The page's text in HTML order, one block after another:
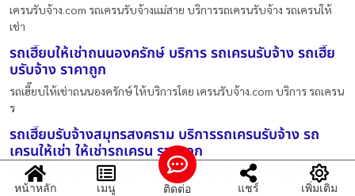
เครนรับจ้าง.com รถเครนรับจ้างแม่สาย บริการรถเครนรับจ้าง รถเครนให้
เช่า
รถเฮี๊ยบให้เช่าถนนองครักษ์ บริการ รถเครนรับจ้าง รถเฮี๊ย
บรับจ้าง ราคาถูก
รถเฮี๊ยบให้เช่าถนนองครักษ์ ให้บริการโดย เครนรับจ้าง.com บริการ รถเครน
ร
รถเฮี๊ยบรับจ้างสมุทรสงคราม บริการรถเครนรับจ้าง รถ
เครนให้เช่า ให้เช่ารถเครน ราคาถูก
เครนรับจ้าง.com รถเฮี๊ยบรับจ้างสมุทรสงคราม บริการรถเครนรับจ้าง รถ
เครนใ
หน้าหลัก เมนู ติดต่อ แชร์ เพิ่มเติม